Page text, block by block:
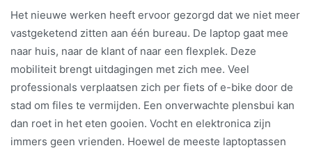
Het nieuwe werken heeft ervoor gezorgd dat we niet meer
vastgeketend zitten aan één bureau. De laptop gaat mee
naar huis, naar de klant of naar een flexplek. Deze
mobiliteit brengt uitdagingen met zich mee. Veel
professionals verplaatsen zich per fiets of e-bike door de
stad om files te vermijden. Een onverwachte plensbui kan
dan roet in het eten gooien. Vocht en elektronica zijn
immers geen vrienden. Hoewel de meeste laptoptassen